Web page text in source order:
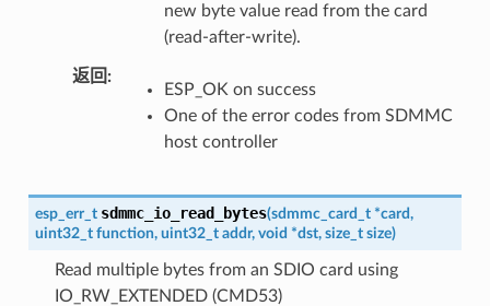
new byte value read from the card
(read-after-write).
返回
ESP_OK on success
One of the error codes from SDMMC
host controller
esp_err_t sdmmc_io_read_bytes(sdmmc_card_t *card,
uint32_t function, uint32_t addr, void *dst, size_t size)
Read multiple bytes from an SDIO card using
IO_RW_EXTENDED (CMD53)